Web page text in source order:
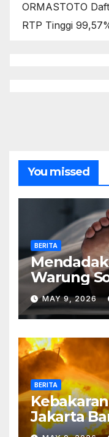
ORMASTOTO
RTP Tinggi
You missed
BERITA
Warung
MAY 9, 2026
BERITA
Jakarta
Hari, Ini